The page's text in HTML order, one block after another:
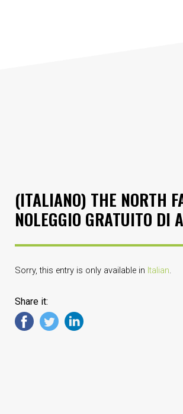
(ITALIANO) THE NORTH
NOLEGGIO GRATUITO DI
Sorry, this entry is only available in Italian.
Share it: